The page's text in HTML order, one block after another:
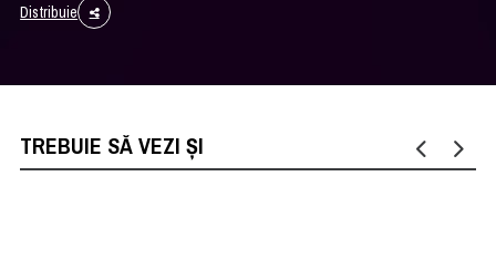
Distribuie
TREBUIE SĂ VEZI ȘI